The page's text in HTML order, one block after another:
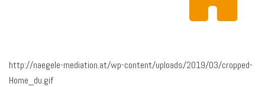
http://naegele-mediation.at/wp-content/uploads/2019/03/cropped-
Home_du.gif